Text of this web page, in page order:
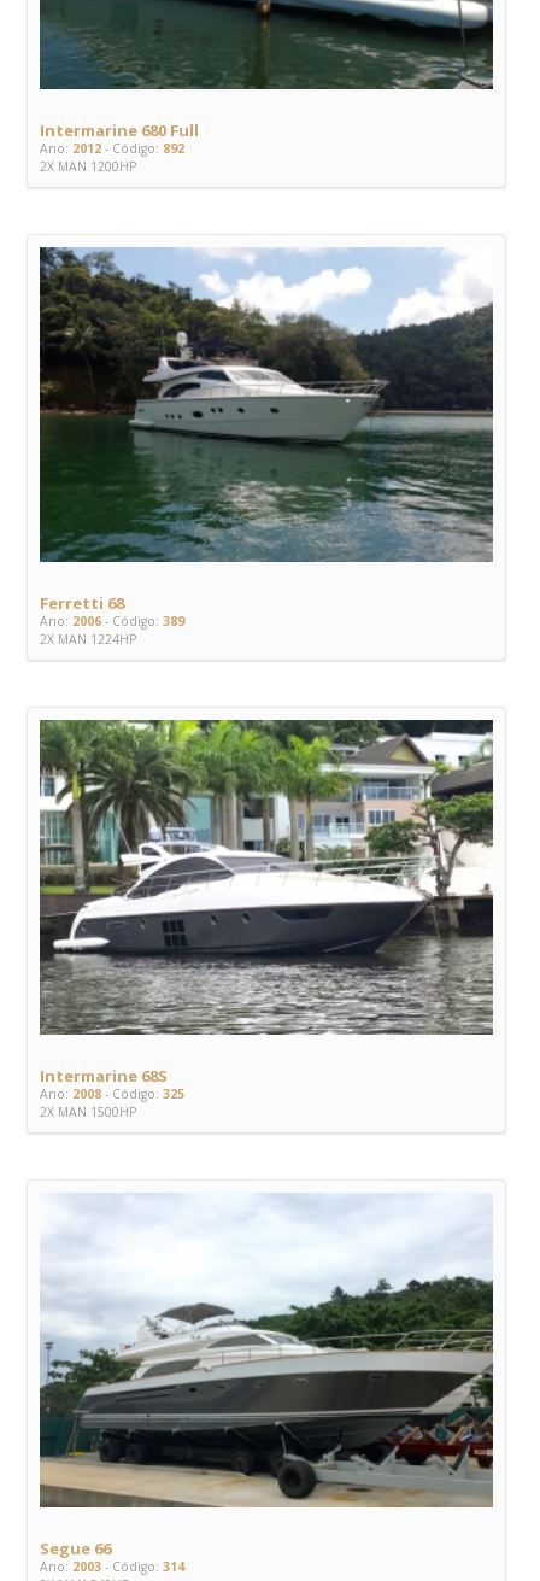
Intermarine 680 Full
Ano: 2012 - Código: 892
2X MAN 1200HP
Ferretti 68
Ano: 2006 - Código: 389
2X MAN 1224HP
Intermarine 68S
Ano: 2008 - Código: 325
2X MAN 1500HP
Segue 66
Ano: 2003 - Código: 314